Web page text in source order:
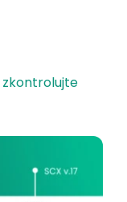
zkontrolujte